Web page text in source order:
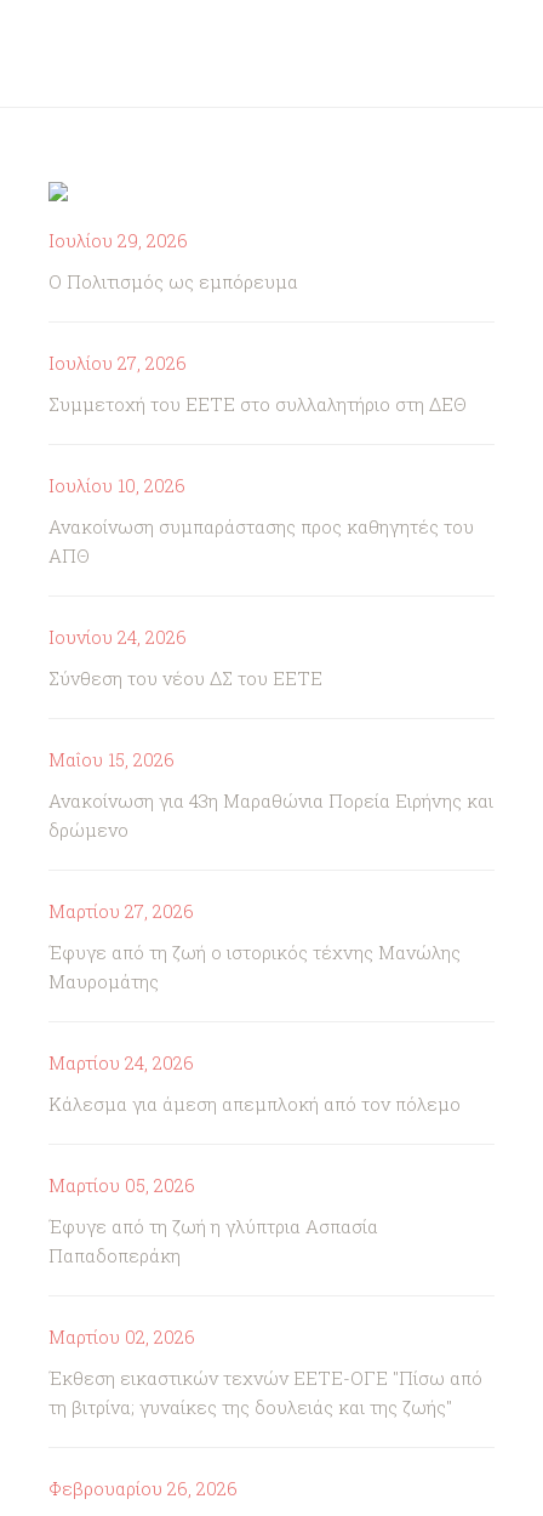
Ιουλίου 29, 2026
Ο Πολιτισμός ως εμπόρευμα
Ιουλίου 27, 2026
Συμμετοχή του ΕΕΤΕ στο συλλαλητήριο στη ΔΕΘ
Ιουλίου 10, 2026
Ανακοίνωση συμπαράστασης προς καθηγητές του
ΑΠΘ
Ιουνίου 24, 2026
Σύνθεση του νέου ΔΣ του ΕΕΤΕ
Μαΐου 15, 2026
Ανακοίνωση για 43η Μαραθώνια Πορεία Ειρήνης και
δρώμενο
Μαρτίου 27, 2026
Έφυγε από τη ζωή ο ιστορικός τέχνης Μανώλης
Μαυρομάτης
Μαρτίου 24, 2026
Κάλεσμα για άμεση απεμπλοκή από τον πόλεμο
Μαρτίου 05, 2026
Έφυγε από τη ζωή η γλύπτρια Ασπασία
Παπαδοπεράκη
Μαρτίου 02, 2026
Έκθεση εικαστικών τεχνών ΕΕΤΕ-ΟΓΕ "Πίσω από
τη βιτρίνα; γυναίκες της δουλειάς και της ζωής"
Φεβρουαρίου 26, 2026